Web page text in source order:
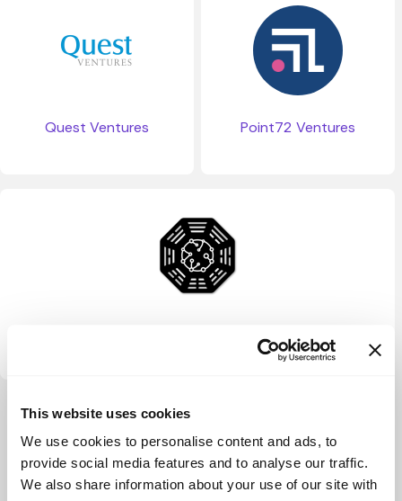
This website uses cookies
We use cookies to personalise content and ads, to
provide social media features and to analyse our traffic.
We also share information about your use of our site with
Quest Ventures Point72 Ventures
Ver más